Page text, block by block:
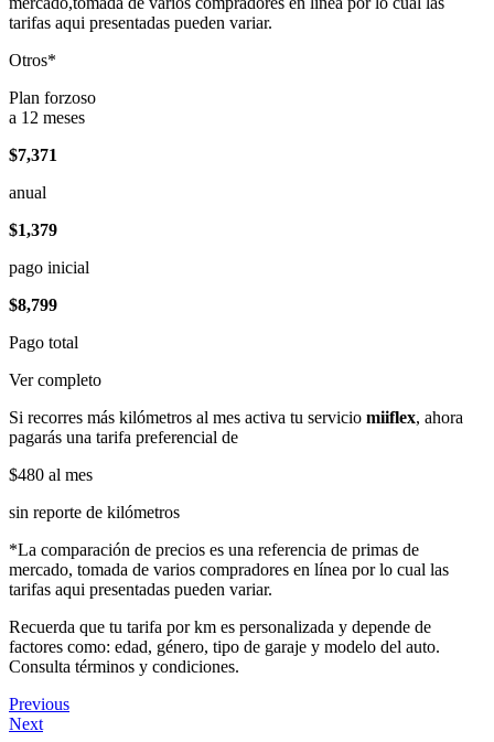
tarifas aqui presentadas pueden variar.
Otros*
Plan forzoso
a 12 meses
$7,371
anual
$1,379
pago inicial
$8,799
Pago total
Ver completo
Si recorres más kilómetros al mes activa tu servicio miiflex, ahora
pagarás una tarifa preferencial de
$480 al mes
sin reporte de kilómetros
*La comparación de precios es una referencia de primas de
mercado, tomada de varios compradores en línea por lo cual las
tarifas aqui presentadas pueden variar.
Recuerda que tu tarifa por km es personalizada y depende de
factores como: edad, género, tipo de garaje y modelo del auto.
Consulta términos y condiciones.
Previous
Next